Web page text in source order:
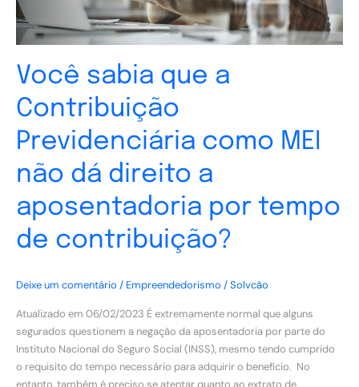
Você sabia que a
Contribuição
Previdenciária como MEI
não dá direito a
aposentadoria por tempo
de contribuição?
Deixe um comentário / Empreendedorismo /Solvcão
Atualizado em 06/02/2023 É extremamente normal que alguns
segurados questionem a negação da aposentadoria por parte do
Instituto Nacional do Seguro Social (INSS), mesmo tendo cumprido
o requisito do tempo necessário para adquirir o benefício. No
entanto, também é preciso se atentar quanto ao extrato de
dá
direito
a
aposentadoria
por
tempo
de
contribuição?